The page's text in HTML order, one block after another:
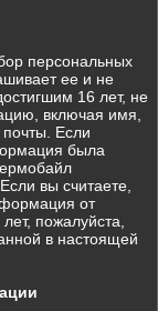
персональных
ее и не
16 лет, не
включая имя,
Если
была
вы считаете,
от
пожалуйста,
в настоящей